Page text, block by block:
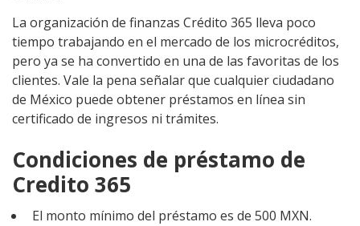
La organización de finanzas Crédito 365 lleva poco
tiempo trabajando en el mercado de los microcréditos,
pero ya se ha convertido en una de las favoritas de los
clientes. Vale la pena señalar que cualquier ciudadano
de México puede obtener préstamos en línea sin
certificado de ingresos ni trámites.
Condiciones de préstamo de
Credito 365
El monto mínimo del préstamo es de 500 MXN.